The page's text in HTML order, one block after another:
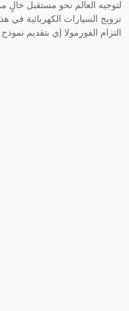
لتوجيه العالم نحو مستقبل خالٍ
ترويج السيارات الكهربائية في
التزام الفورمولا إي بتقديم